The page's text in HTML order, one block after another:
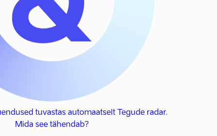
tuvastas automaatselt Tegude radar.
Mida see tähendab?